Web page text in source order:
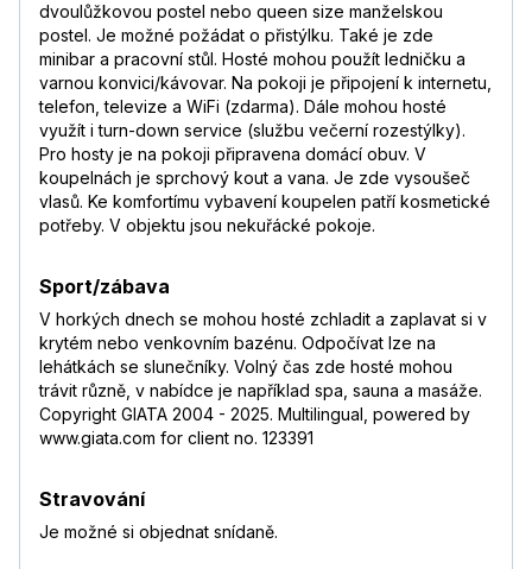
dvoulůžkovou postel nebo queen size manželskou
postel. Je možné požádat o přistýlku. Také je zde
minibar a pracovní stůl. Hosté mohou použít ledničku a
varnou konvici/kávovar. Na pokoji je připojení k internetu,
telefon, televize a WiFi (zdarma). Dále mohou hosté
využít i turn-down service (službu večerní rozestýlky).
Pro hosty je na pokoji připravena domácí obuv. V
koupelnách je sprchový kout a vana. Je zde vysoušeč
vlasů. Ke komfortímu vybavení koupelen patří kosmetické
potřeby. V objektu jsou nekuřácké pokoje.
Sport/zábava
V horkých dnech se mohou hosté zchladit a zaplavat si v
krytém nebo venkovním bazénu. Odpočívat lze na
lehátkách se slunečníky. Volný čas zde hosté mohou
trávit různě, v nabídce je například spa, sauna a masáže.
Copyright GIATA 2004 - 2025. Multilingual, powered by
www.giata.com for client no. 123391
Stravování
Je možné si objednat snídaně.